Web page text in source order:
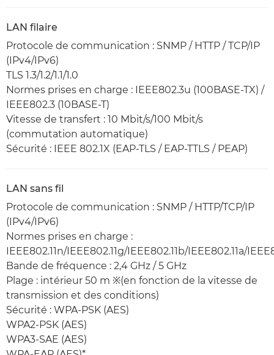
LAN filaire
Protocole de communication : SNMP / HTTP / TCP/IP
(IPv4/IPv6)
TLS 1.3/1.2/1.1/1.0
Normes prises en charge : IEEE802.3u (100BASE-TX) /
IEEE802.3 (10BASE-T)
Vitesse de transfert : 10 Mbit/s/100 Mbit/s
(commutation automatique)
Sécurité : IEEE 802.1X (EAP-TLS / EAP-TTLS / PEAP)
LAN sans fil
Protocole de communication : SNMP / HTTP/TCP/IP
(IPv4/IPv6)
Normes prises en charge :
IEEE802.11n/IEEE802.11g/IEEE802.11b/IEEE802.11a/
Bande de fréquence : 2,4 GHz / 5 GHz
Plage : intérieur 50 m ※(en fonction de la vitesse de
transmission et des conditions)
Sécurité : WPA-PSK (AES)
WPA2-PSK (AES)
WPA3-SAE (AES)